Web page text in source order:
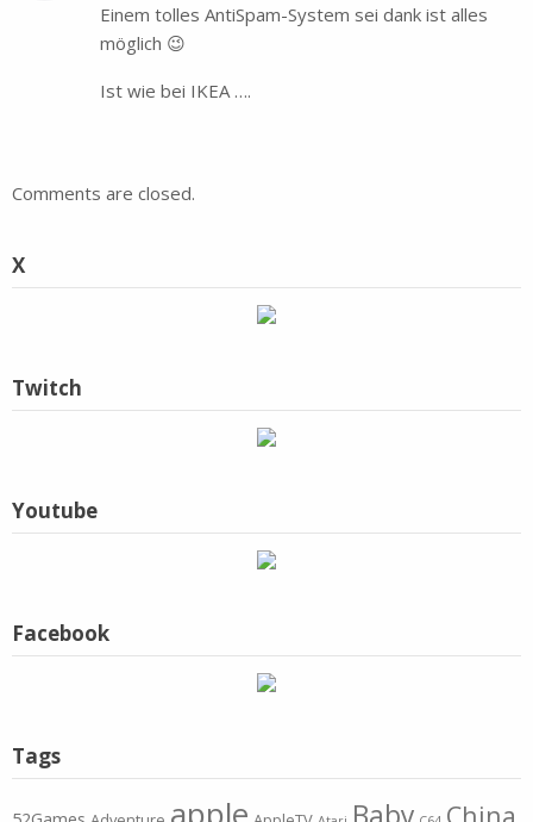
Einem tolles AntiSpam-System sei dank ist alles
möglich 😉
Ist wie bei IKEA ….
Comments are closed.
X
Twitch
Youtube
Facebook
Tags
apple China